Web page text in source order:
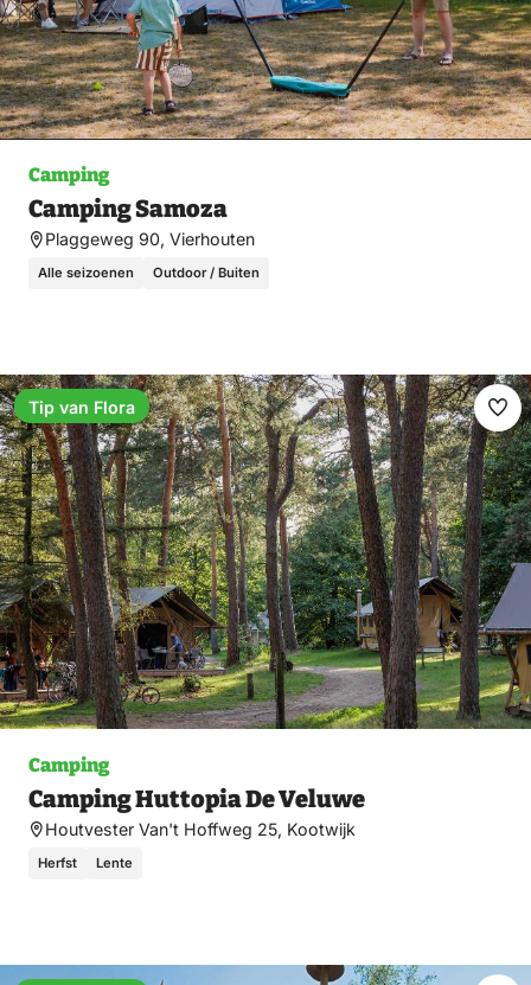
Camping
Camping Samoza
Plaggeweg 90, Vierhouten
Alle seizoenen Outdoor / Buiten
Camping
Camping Huttopia De Veluwe
Houtvester Van't Hoffweg 25, Kootwijk
Herfst Lente
Tip van Flora